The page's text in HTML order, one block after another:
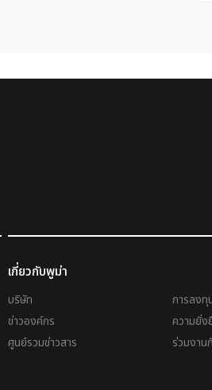
เกี่ยวกับพูม่า
บริษัท
ข่าวองค์กร
ศูนย์รวมข่าวสาร
การลงทุ
ความยั่ง
ร่วมงาน